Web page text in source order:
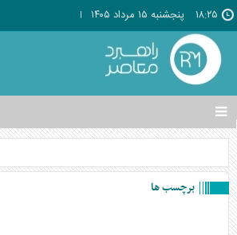
۱۸:۲۵ پنجشنبه ۱۵ مرداد ۱۴۰۵
تغییر
وضعیت
منوی
ها
برچسب ها